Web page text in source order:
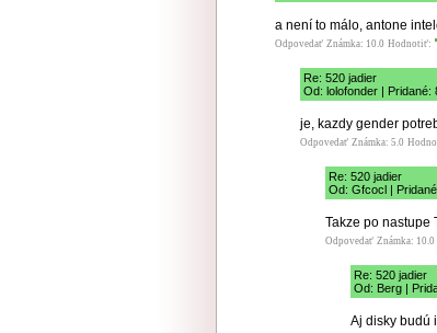
a není to málo, antone
Odpovedať Známka: 10.0 Hodnotiť:
Re: 520 jadier
Od: lolofonder | Pridané:
je, kazdy gender
Odpovedať Známka: 5.0
Re: 520 jadier
Od: Gfcocl |
Takze po nastupe
Odpovedať Známka: 10.0
Re: 520 jadier
Od: Berg |
Aj disky budú